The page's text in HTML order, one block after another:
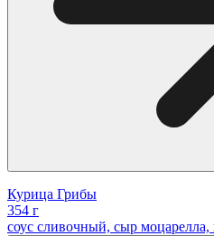
Курица Грибы
354 г
соус сливочный, сыр